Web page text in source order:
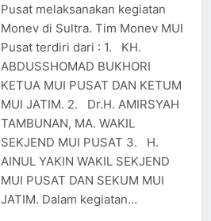
Pusat melaksanakan kegiatan
Monev di Sultra. Tim Monev MUI
Pusat terdiri dari : 1. KH.
ABDUSSHOMAD BUKHORI
KETUA MUI PUSAT DAN KETUM
MUI JATIM. 2. Dr.H. AMIRSYAH
TAMBUNAN, MA. WAKIL
SEKJEND MUI PUSAT 3. H.
AINUL YAKIN WAKIL SEKJEND
MUI PUSAT DAN SEKUM MUI
JATIM. Dalam kegiatan…